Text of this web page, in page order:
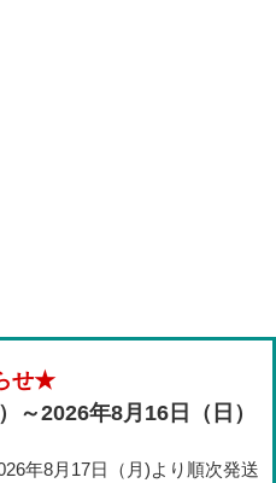
せ★
～2026年8月16日（日）
年8月17日（月)より順次発送